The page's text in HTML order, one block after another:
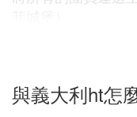
有人吃驚的是，在
與義大利ht怎